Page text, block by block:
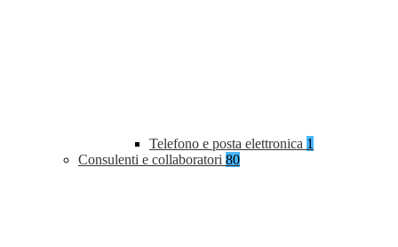
Telefono e posta elettronica 1
Consulenti e collaboratori 80